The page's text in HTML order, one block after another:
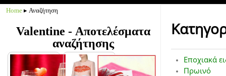
Home ▸ Αναζήτηση
Valentine - Αποτελέσματα
αναζήτησης
Εποχιακά
Πρωινό